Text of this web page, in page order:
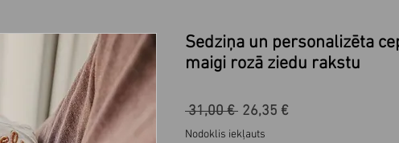
Sedziņa un personalizēta
maigi rozā ziedu rakstu
31,00 € Parastā
cena
26,35 €Izpārdošanas
Nodoklis iekļauts